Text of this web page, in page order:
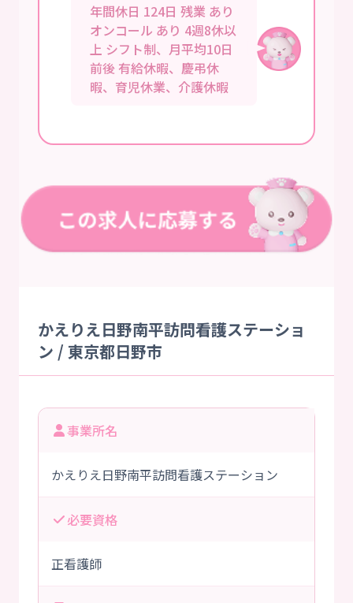
年間休日 124日 残業 あり
オンコール あり 4週8休以
上 シフト制、月平均10日
前後 有給休暇、慶弔休
暇、育児休業、介護休暇
かえりえ日野南平訪問看護ステーショ
ン / 東京都日野市
事業所名
かえりえ日野南平訪問看護ステーション
必要資格
正看護師